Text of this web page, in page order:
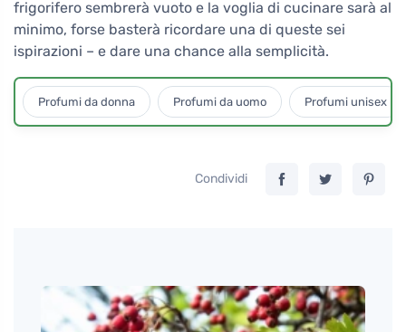
frigorifero sembrerà vuoto e la voglia di cucinare sarà al
minimo, forse basterà ricordare una di queste sei
ispirazioni – e dare una chance alla semplicità.
Profumi da donna Profumi da uomo Profumi unisex
Condividi